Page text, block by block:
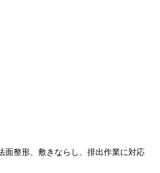
面整形、敷きならし、排出作業に対応